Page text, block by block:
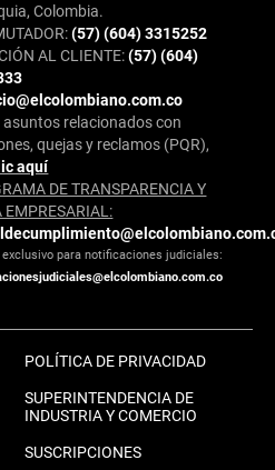
Colombia.
(57) (604) 3315252
AL CLIENTE:(57) (604)
asuntos relacionados con
quejas y reclamos (PQR),
aquí
DE TRANSPARENCIA Y
EMPRESARIAL:
exclusivo para notificaciones judiciales:
POLÍTICA DE PRIVACIDAD
SUPERINTENDENCIA DE
INDUSTRIA Y COMERCIO
SUSCRIPCIONES